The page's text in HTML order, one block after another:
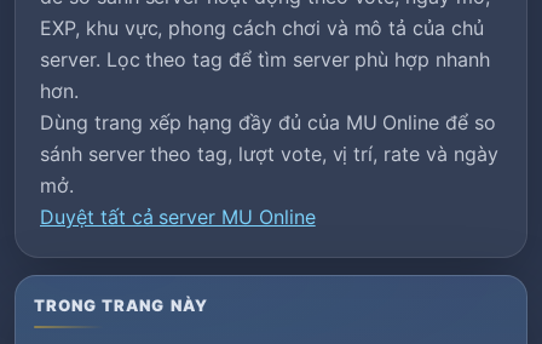
EXP, khu vực, phong cách chơi và mô tả của chủ
server. Lọc theo tag để tìm server phù hợp nhanh
hơn.
Dùng trang xếp hạng đầy đủ của MU Online để so
sánh server theo tag, lượt vote, vị trí, rate và ngày
mở.
Duyệt tất cả server MU Online
TRONG TRANG NÀY